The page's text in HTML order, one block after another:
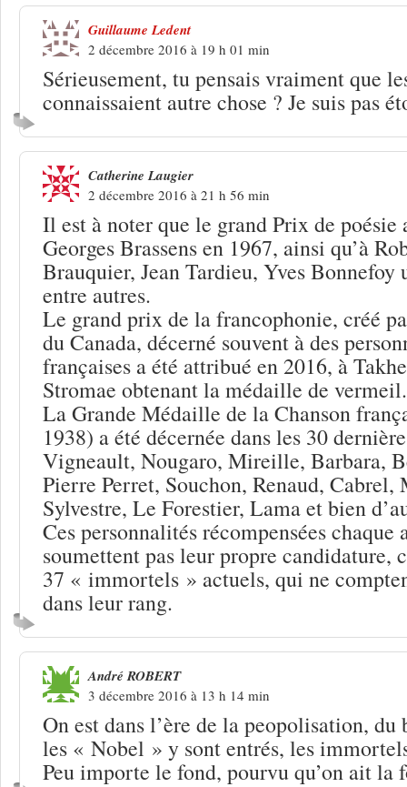
Guillaume Ledent
2 décembre 2016 à 19 h 01 min
Sérieusement, tu pensais vraiment que
connaissaient autre chose ? Je suis pas
Catherine Laugier
2 décembre 2016 à 21 h 56 min
Il est à noter que le grand Prix de poésie
Georges Brassens en 1967, ainsi qu’à
Brauquier, Jean Tardieu, Yves
entre autres.
Le grand prix de la francophonie, créé
du Canada, décerné souvent à des
françaises a été attribué en 2016, à
Stromae obtenant la médaille de vermeil.
La Grande Médaille de la Chanson
1938) a été décernée dans les 30
Vigneault, Nougaro, Mireille, Barbara,
Pierre Perret, Souchon, Renaud,
Sylvestre, Le Forestier, Lama et bien
Ces personnalités récompensées chaque
soumettent pas leur propre candidature,
37 « immortels » actuels, qui ne
dans leur rang.
André ROBERT
3 décembre 2016 à 13 h 14 min
On est dans l’ère de la peopolisation, du
les « Nobel » y sont entrés, les
Peu importe le fond, pourvu qu’on ait